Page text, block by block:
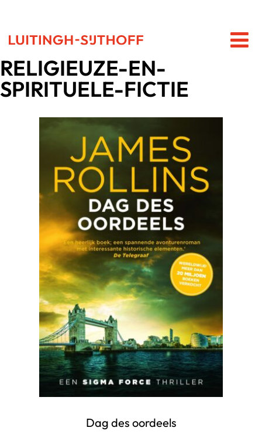
RELIGIEUZE-EN-
SPIRITUELE-FICTIE
Dag des oordeels